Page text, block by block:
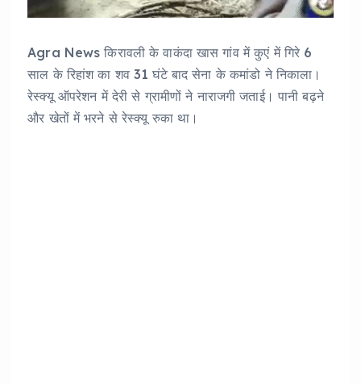
Agra News किरावली के वाकंदा खास गांव में कुएं में गिरे 6
साल के रिहांश का शव 31 घंटे बाद सेना के कमांडो ने निकाला।
रेस्क्यू ऑपरेशन में देरी से ग्रामीणों ने नाराजगी जताई। पानी बढ़ने
और खेतों में भरने से रेस्क्यू रुका था।